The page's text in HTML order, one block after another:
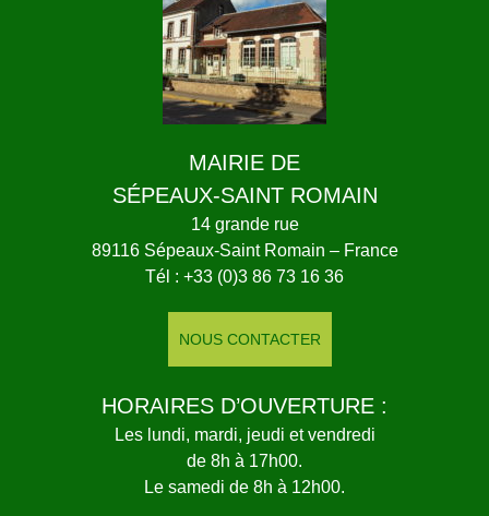
MAIRIE DE
SÉPEAUX-SAINT ROMAIN
14 grande rue
89116 Sépeaux-Saint Romain – France
Tél : +33 (0)3 86 73 16 36
NOUS CONTACTER
HORAIRES D’OUVERTURE :
Les lundi, mardi, jeudi et vendredi
de 8h à 17h00.
Le samedi de 8h à 12h00.